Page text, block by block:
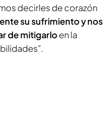
decirles de corazón
su sufrimiento y nos
de mitigarlo en la